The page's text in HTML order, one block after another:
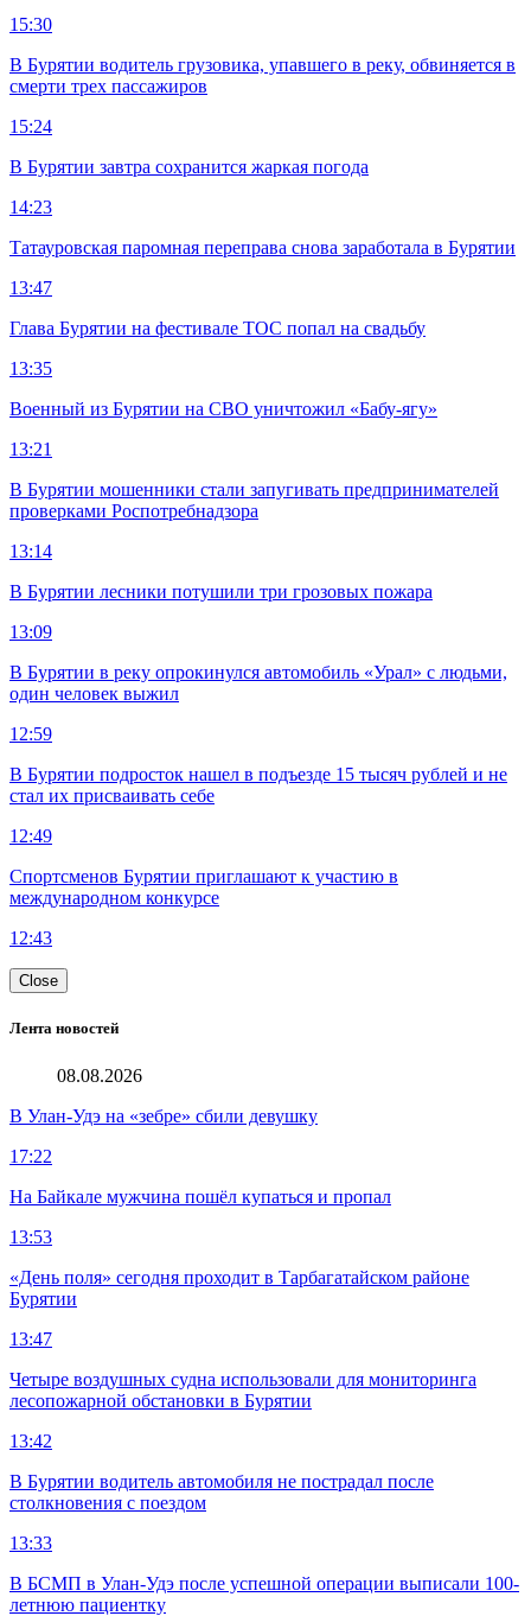
15:30
В Бурятии водитель грузовика, упавшего в реку, обвиняется в
смерти трех пассажиров
15:24
В Бурятии завтра сохранится жаркая погода
14:23
Татауровская паромная переправа снова заработала в Бурятии
13:47
Глава Бурятии на фестивале ТОС попал на свадьбу
13:35
Военный из Бурятии на СВО уничтожил «Бабу-ягу»
13:21
В Бурятии мошенники стали запугивать предпринимателей
проверками Роспотребнадзора
13:14
В Бурятии лесники потушили три грозовых пожара
13:09
В Бурятии в реку опрокинулся автомобиль «Урал» с людьми,
один человек выжил
12:59
В Бурятии подросток нашел в подъезде 15 тысяч рублей и не
стал их присваивать себе
12:49
Спортсменов Бурятии приглашают к участию в
международном конкурсе
12:43
Close
Лента новостей
08.08.2026
В Улан-Удэ на «зебре» сбили девушку
17:22
На Байкале мужчина пошёл купаться и пропал
13:53
«День поля» сегодня проходит в Тарбагатайском районе
Бурятии
13:47
Четыре воздушных судна использовали для мониторинга
лесопожарной обстановки в Бурятии
13:42
В Бурятии водитель автомобиля не пострадал после
столкновения с поездом
13:33
В БСМП в Улан-Удэ после успешной операции выписали 100-
летнюю пациентку